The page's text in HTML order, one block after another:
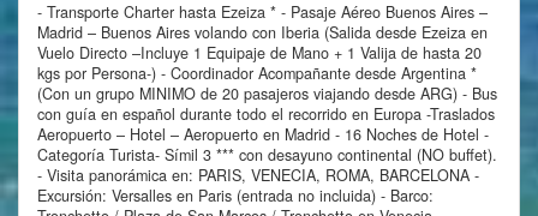
- Transporte Charter hasta Ezeiza * - Pasaje Aéreo Buenos Aires –
Madrid – Buenos Aires volando con Iberia (Salida desde Ezeiza en
Vuelo Directo –Incluye 1 Equipaje de Mano + 1 Valija de hasta 20
kgs por Persona-) - Coordinador Acompañante desde Argentina *
(Con un grupo MINIMO de 20 pasajeros viajando desde ARG) - Bus
con guía en español durante todo el recorrido en Europa -Traslados
Aeropuerto – Hotel – Aeropuerto en Madrid - 16 Noches de Hotel -
Categoría Turista- Símil 3 *** con desayuno continental (NO buffet).
- Visita panorámica en: PARIS, VENECIA, ROMA, BARCELONA -
Excursión: Versalles en Paris (entrada no incluida) - Barco: